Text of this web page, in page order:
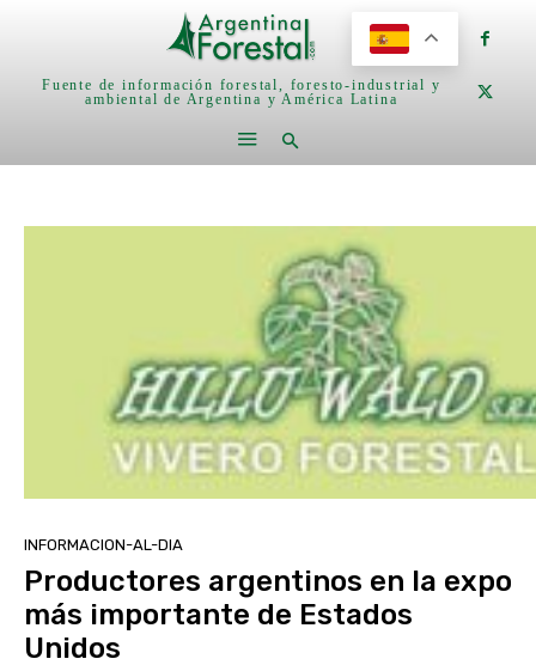
Fuente de información forestal, foresto-industrial y
ambiental de Argentina y América Latina
INFORMACION-AL-DIA
Productores argentinos en la expo
más importante de Estados
Unidos